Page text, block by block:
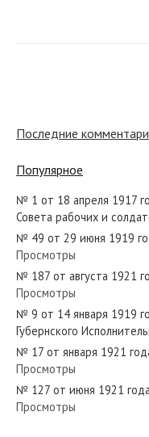
№ 273 от ноября 1980
№ 222 от сентября
№ 165 от августа 1952
Последние
Популярное
№ 1 от 18 апреля 1917
Совета рабочих и
№ 49 от 29 июня 1919
Просмотры
№ 187 от августа 1921
Просмотры
№ 9 от 14 января 1919
Губернского
№ 17 от января 1921
Просмотры
№ 127 от июня 1921
Просмотры